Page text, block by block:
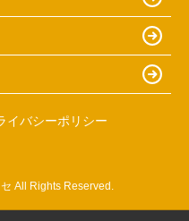
イバシーポリシー
All Rights Reserved.